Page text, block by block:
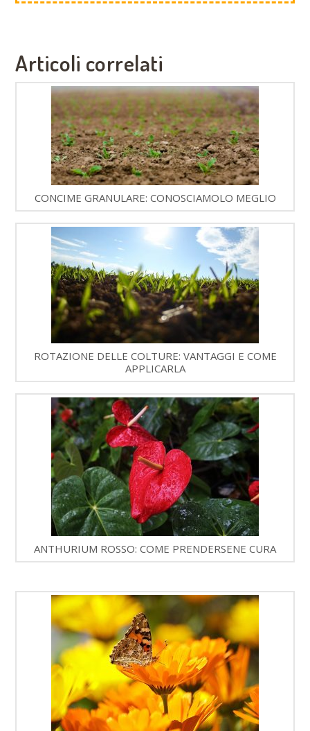
Articoli correlati
CONCIME GRANULARE: CONOSCIAMOLO MEGLIO
ROTAZIONE DELLE COLTURE: VANTAGGI E COME
APPLICARLA
ANTHURIUM ROSSO: COME PRENDERSENE CURA